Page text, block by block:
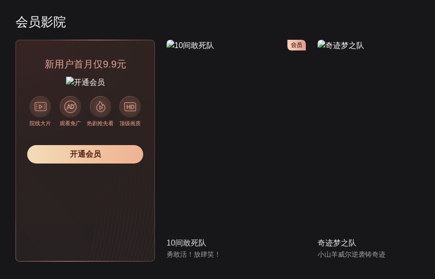
会员影院
新用户首月仅9.9元
院线大片 观看免广 热剧抢先看 顶级画质
开通会员
会员
10间敢死队
勇敢活！放肆笑！
奇迹梦之队
小山羊威尔逆袭铸奇迹